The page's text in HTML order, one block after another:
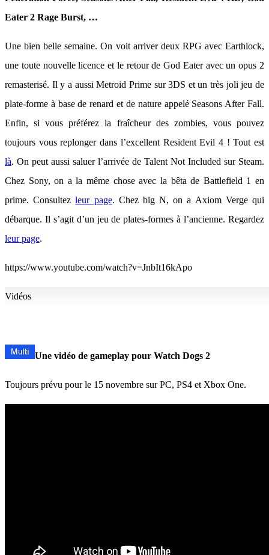
Eater 2 Rage Burst, …
Une bien belle semaine. On voit arriver deux RPG avec Earthlock,
une toute nouvelle licence et le retour de God Eater avec un opus 2
remasterisé. Il y a aussi Metroid Prime sur 3DS et un très joli jeu de
plate-forme à base de renard et de nature appelé Seasons After Fall.
Enfin, si vous préférez la fraîcheur des zombies, vous pouvez
toujours vous replonger dans l’excellent Resident Evil 4 ! Tout est
là. On peut aussi saluer l’arrivée de Talent Not Included sur Steam.
Chez Sony, on a la même chose avec la bêta de Battlefield 1 en
prime. Consultezleur page. Chez big N, on a Axiom Verge qui
débarque. Il s’agit d’un jeu de plates-formes à l’ancienne. Regardez
leur page.
https://www.youtube.com/watch?v=JnbIt16kApo
Vidéos
Une vidéo de gameplay pour Watch Dogs 2
Toujours prévu pour le 15 novembre sur PC, PS4 et Xbox One.